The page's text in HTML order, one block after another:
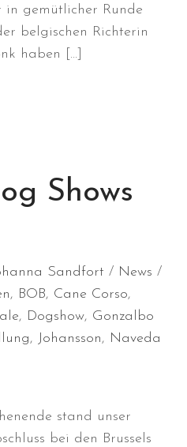
September 2023
August 2023
Oktober 2022
August 2022
März 2022
in gemütlicher Runde
belgischen Richterin
haben […]
Shows
Sandfort
News
, BOB, Cane Corso,
, Dogshow, Gonzalbo
, Johansson, Naveda
stand unser
bei den Brussels